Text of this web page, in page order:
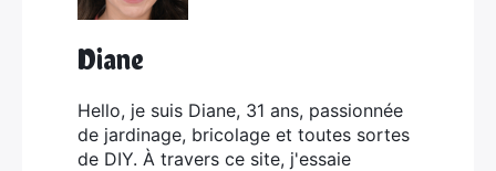
Diane
Hello, je suis Diane, 31 ans, passionnée
de jardinage, bricolage et toutes sortes
de DIY. À travers ce site, j'essaie